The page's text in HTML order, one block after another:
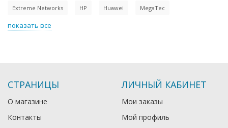
Extreme Networks HP Huawei MegaTec
показать все
СТРАНИЦЫ
О магазине
Контакты
ЛИЧНЫЙ КАБИНЕТ
Мои заказы
Мой профиль